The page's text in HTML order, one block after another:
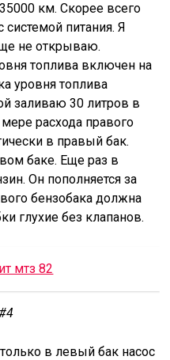
км. Скорее всего
питания. Я
не открываю.
топлива включен на
уровня топлива
заливаю 30 литров в
расхода правого
в правый бак.
баке. Еще раз в
Он пополняется за
бензобака должна
глухие без клапанов.
мтз 82
в левый бак насос